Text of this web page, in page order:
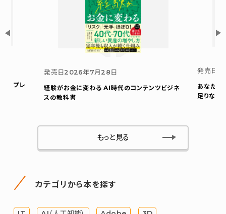
ト プレ
発売日 2026年7月28日
経験がお金に変わる AI時代のコンテンツビジネ
スの教科書
発売日
あなたの
足りない
もっと見る
カテゴリから本を探す